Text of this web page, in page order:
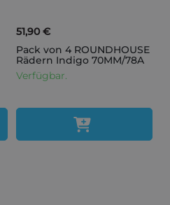
51,90 €
Pack von 4 ROUNDHOUSE
Rädern Indigo 70MM/78A
Verfügbar.